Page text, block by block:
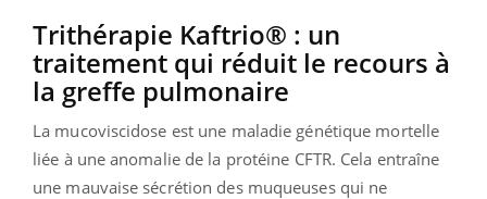
Trithérapie Kaftrio® : un
traitement qui réduit le recours à
la greffe pulmonaire
La mucoviscidose est une maladie génétique mortelle
liée à une anomalie de la protéine CFTR. Cela entraîne
une mauvaise sécrétion des muqueuses qui ne